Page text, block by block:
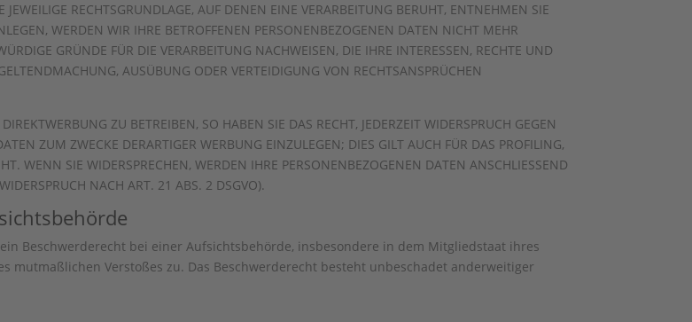
RECHTSGRUNDLAGE, AUF DENEN EINE VERARBEITUNG BERUHT, ENTNEHMEN SIE
WERDEN WIR IHRE BETROFFENEN PERSONENBEZOGENEN DATEN NICHT MEHR
GRÜNDE FÜR DIE VERARBEITUNG NACHWEISEN, DIE IHRE INTERESSEN, RECHTE UND
AUSÜBUNG ODER VERTEIDIGUNG VON RECHTSANSPRÜCHEN
ZU BETREIBEN, SO HABEN SIE DAS RECHT, JEDERZEIT WIDERSPRUCH GEGEN
ZUM ZWECKE DERARTIGER WERBUNG EINZULEGEN; DIES GILT AUCH FÜR DAS PROFILING,
WENN SIE WIDERSPRECHEN, WERDEN IHRE PERSONENBEZOGENEN DATEN ANSCHLIESSEND
NACH ART. 21 ABS. 2 DSGVO).
Beschwerderecht bei einer Aufsichtsbehörde, insbesondere in dem Mitgliedstaat ihres
mutmaßlichen Verstoßes zu. Das Beschwerderecht besteht unbeschadet anderweitiger